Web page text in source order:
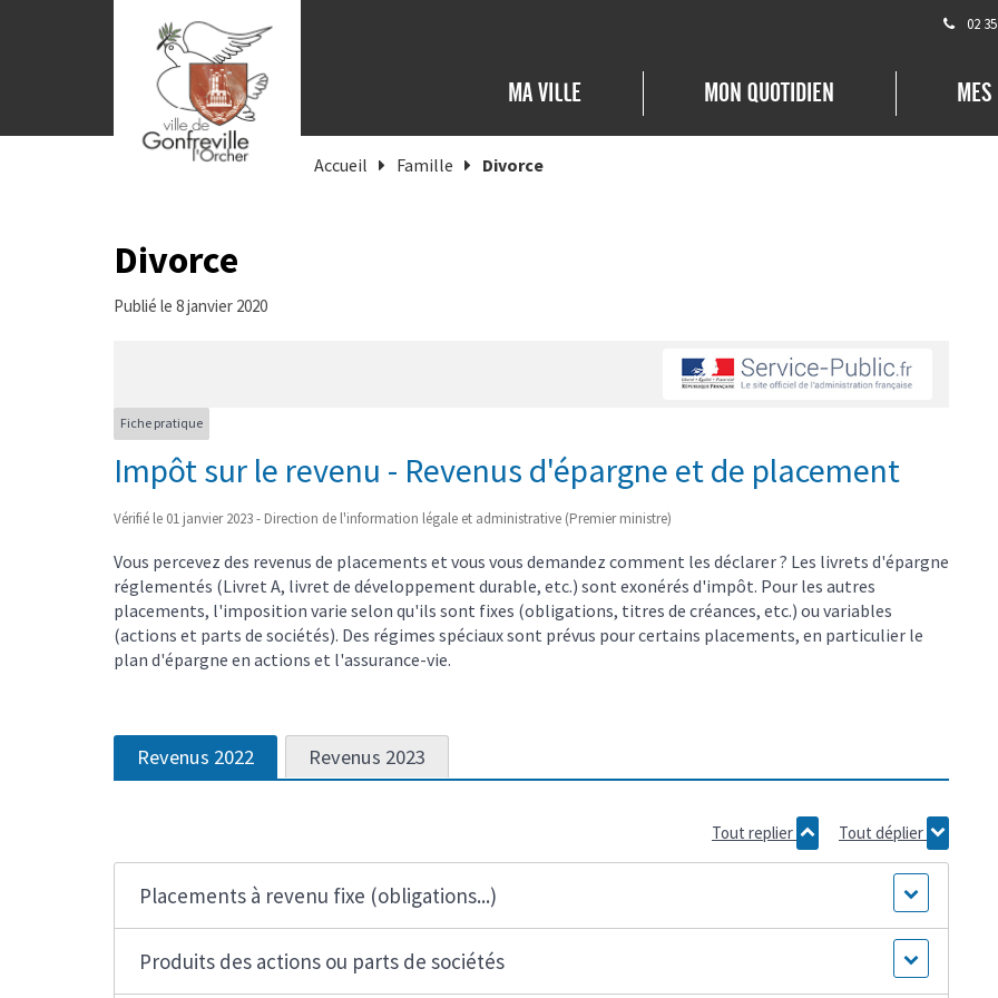
02
MA VILLE MON QUOTIDIEN
Accueil Famille Divorce
Divorce
Publié le 8 janvier 2020
Fiche pratique
Impôt sur le revenu - Revenus d'épargne et de placement
Vérifié le 01 janvier 2023 - Direction de l'information légale et administrative (Premier ministre)
Vous percevez des revenus de placements et vous vous demandez comment les déclarer ? Les livrets d'épargne
réglementés (Livret A, livret de développement durable, etc.) sont exonérés d'impôt. Pour les autres
placements, l'imposition varie selon qu'ils sont fixes (obligations, titres de créances, etc.) ou variables
(actions et parts de sociétés). Des régimes spéciaux sont prévus pour certains placements, en particulier le
plan d'épargne en actions et l'assurance-vie.
Revenus 2022 Revenus 2023
Tout replier Tout déplier
Placements à revenu fixe (obligations...)
Produits des actions ou parts de sociétés